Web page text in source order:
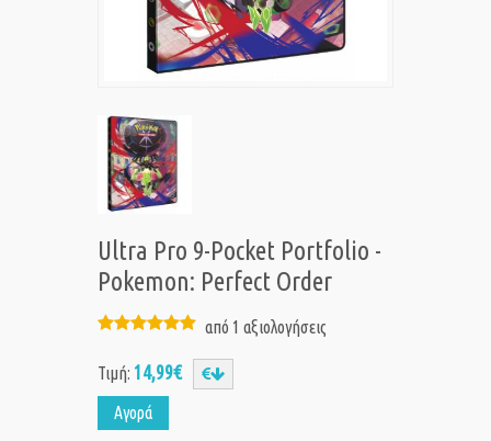
Ultra Pro 9-Pocket Portfolio -
Pokemon: Perfect Order
από 1 αξιολογήσεις
Τιμή: 14,99€
Αγορά